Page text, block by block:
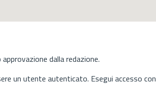
dalla redazione.
un utente autenticato. Esegui accesso con